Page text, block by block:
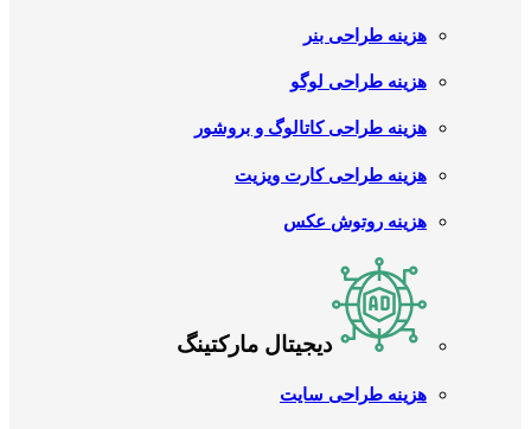
هزینه طراحی بنر
هزینه طراحی لوگو
هزینه طراحی کاتالوگ و بروشور
هزینه طراحی کارت ویزیت
هزینه روتوش عکس
دیجیتال مارکتینگ
هزینه طراحی سایت